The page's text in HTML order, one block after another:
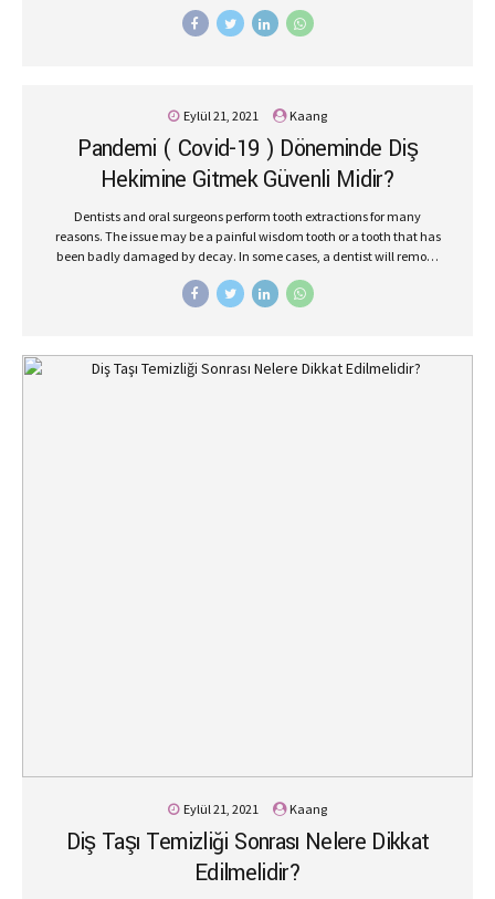
döneminde ağız bakım alışkanlığı kazanmamış biri kanal tedavisi,
önemi kavratılmalıdır. Çocuklara diş fırçalama eğitimi 2 – 3 yaşından
itibaren verilebilir, daha öncesinde ise ıslak bir yardımıyla damaklar
temizlenebilir. Çocuklara Diş Fırçalama Alışkanlığı Nasıl
Kazandırılabilir? Çocuklara diş fırçalama alışkanlığı kazandırmak
için,...
Eylül 21, 2021 Kaang
Pandemi ( Covid-19 ) Döneminde Diş
Hekimine Gitmek Güvenli Midir?
Dentists and oral surgeons perform tooth extractions for many
reasons. The issue may be a painful wisdom tooth or a tooth that has
been badly damaged by decay. In some cases, a dentist will remove
Eylül 21, 2021 Kaang
Diş Taşı Temizliği Sonrası Nelere Dikkat
Edilmelidir?